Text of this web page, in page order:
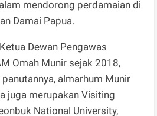
mendorong perdamaian di
Damai Papua.
Dewan Pengawas
Omah Munir sejak 2018,
almarhum Munir
juga merupakan Visiting
National University,